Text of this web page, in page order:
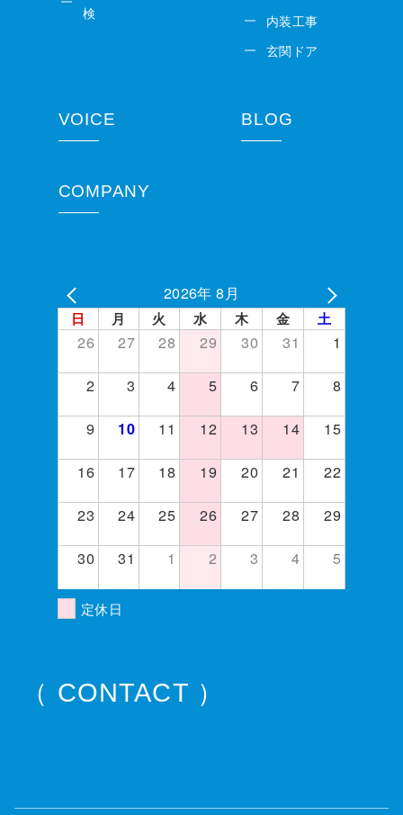
検
内装工事
玄関ドア
VOICE BLOG
COMPANY
2026年 8月
日 月 火 水 木 金 土
26 27 28 29 30 31
1
2
3 4 5 6 7
8
9
10 11 12 13 14
15
16
17 18 19 20 21
22
23
24 25 26 27 28
29
30
31 1 2 3 4 5
定休日
（ CONTACT ）